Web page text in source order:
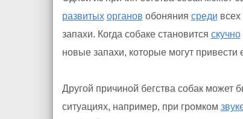
развитых органов обоняния среди
запахи. Когда собаке становится скучно
новые запахи, которые могут привести
Другой причиной бегства собак может
ситуациях, например, при громком